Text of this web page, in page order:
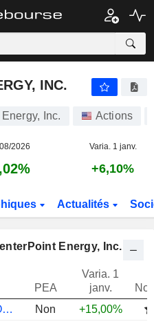
INC.
Inc. Actions
2026 Varia. 1 janv.
+6,10%
Actualités
Energy, Inc.
PEA
Varia. 1
janv.
KBC EQ FD ENH INTEL STOCK SEL CLASS CAP
Non
+15,00%